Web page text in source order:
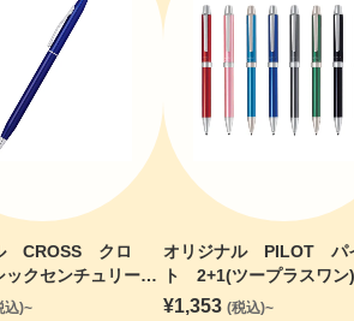
CROSS クロ
ックセンチュリー
カー ボールペン
込)~
オリジナル PILOT パ
ト 2+1(ツープラスワン
ルト
¥1,353 (税込)~